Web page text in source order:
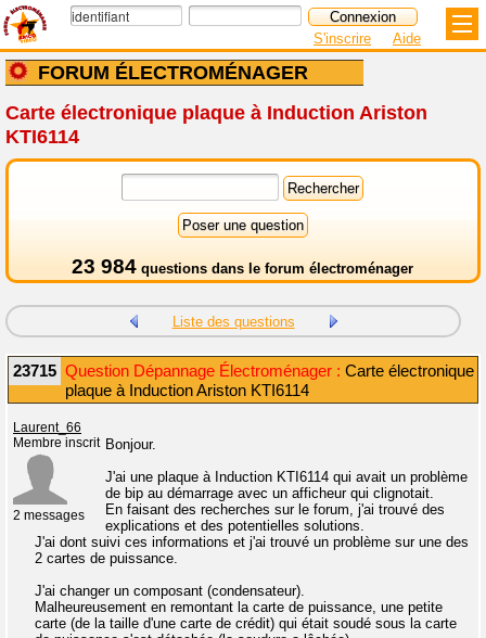
FORUM ÉLECTROMÉNAGER
S'inscrire Aide
Carte électronique plaque à Induction Ariston
KTI6114
23 984 questions dans le forum électroménager
Liste des questions
23715 Question Dépannage Électroménager : Carte électronique
plaque à Induction Ariston KTI6114
Laurent_66
Membre inscrit
2 messages
Bonjour.
J'ai une plaque à Induction KTI6114 qui avait un problème
de bip au démarrage avec un afficheur qui clignotait.
En faisant des recherches sur le forum, j'ai trouvé des
explications et des potentielles solutions.
J'ai dont suivi ces informations et j'ai trouvé un problème sur une des
2 cartes de puissance.
J'ai changer un composant (condensateur).
Malheureusement en remontant la carte de puissance, une petite
carte (de la taille d'une carte de crédit) qui était soudé sous la carte